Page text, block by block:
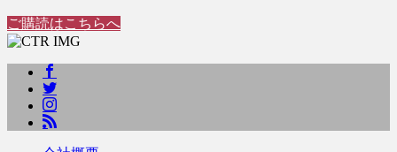
ご購読はこちらへ